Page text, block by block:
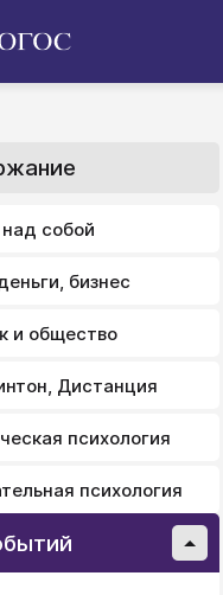
собой
бизнес
и общество
Дистанция
психология
психология